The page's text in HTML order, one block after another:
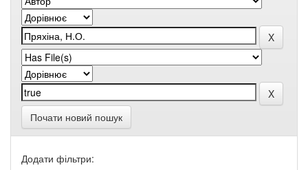
Почати новий пошук
Додати фільтри: